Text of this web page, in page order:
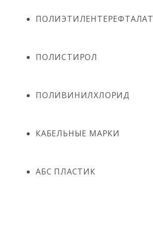
ПОЛИЭТИЛЕНТЕРЕФТАЛАТ
ПОЛИСТИРОЛ
ПОЛИВИНИЛХЛОРИД
КАБЕЛЬНЫЕ МАРКИ
АБС ПЛАСТИК